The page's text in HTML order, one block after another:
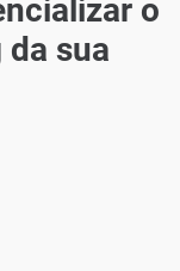
o
da sua